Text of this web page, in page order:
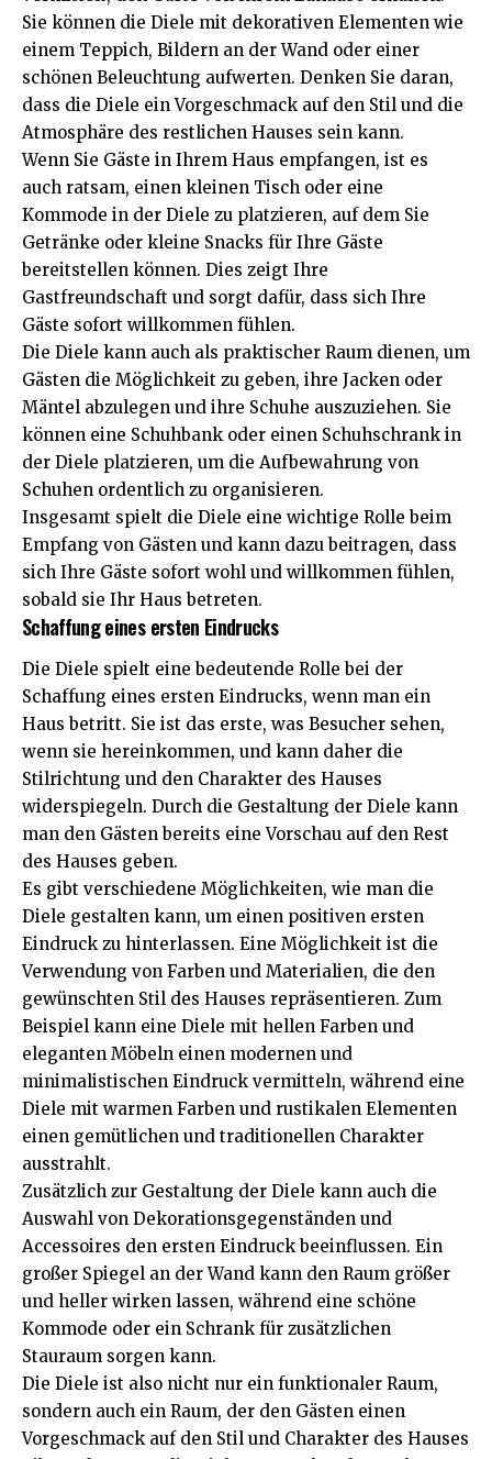
Sie können die Diele mit dekorativen Elementen wie
einem Teppich, Bildern an der Wand oder einer
schönen Beleuchtung aufwerten. Denken Sie daran,
dass die Diele ein Vorgeschmack auf den Stil und die
Atmosphäre des restlichen Hauses sein kann.
Wenn Sie Gäste in Ihrem Haus empfangen, ist es
auch ratsam, einen kleinen Tisch oder eine
Kommode in der Diele zu platzieren, auf dem Sie
Getränke oder kleine Snacks für Ihre Gäste
bereitstellen können. Dies zeigt Ihre
Gastfreundschaft und sorgt dafür, dass sich Ihre
Gäste sofort willkommen fühlen.
Die Diele kann auch als praktischer Raum dienen, um
Gästen die Möglichkeit zu geben, ihre Jacken oder
Mäntel abzulegen und ihre Schuhe auszuziehen. Sie
können eine Schuhbank oder einen Schuhschrank in
der Diele platzieren, um die Aufbewahrung von
Schuhen ordentlich zu organisieren.
Insgesamt spielt die Diele eine wichtige Rolle beim
Empfang von Gästen und kann dazu beitragen, dass
sich Ihre Gäste sofort wohl und willkommen fühlen,
sobald sie Ihr Haus betreten.
Schaffung eines ersten Eindrucks
Die Diele spielt eine bedeutende Rolle bei der
Schaffung eines ersten Eindrucks, wenn man ein
Haus betritt. Sie ist das erste, was Besucher sehen,
wenn sie hereinkommen, und kann daher die
Stilrichtung und den Charakter des Hauses
widerspiegeln. Durch die Gestaltung der Diele kann
man den Gästen bereits eine Vorschau auf den Rest
des Hauses geben.
Es gibt verschiedene Möglichkeiten, wie man die
Diele gestalten kann, um einen positiven ersten
Eindruck zu hinterlassen. Eine Möglichkeit ist die
Verwendung von Farben und Materialien, die den
gewünschten Stil des Hauses repräsentieren. Zum
Beispiel kann eine Diele mit hellen Farben und
eleganten Möbeln einen modernen und
minimalistischen Eindruck vermitteln, während eine
Diele mit warmen Farben und rustikalen Elementen
einen gemütlichen und traditionellen Charakter
ausstrahlt.
Zusätzlich zur Gestaltung der Diele kann auch die
Auswahl von Dekorationsgegenständen und
Accessoires den ersten Eindruck beeinflussen. Ein
großer Spiegel an der Wand kann den Raum größer
und heller wirken lassen, während eine schöne
Kommode oder ein Schrank für zusätzlichen
Stauraum sorgen kann.
Die Diele ist also nicht nur ein funktionaler Raum,
sondern auch ein Raum, der den Gästen einen
Vorgeschmack auf den Stil und Charakter des Hauses